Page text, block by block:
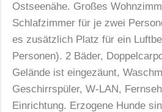
Ostseenähe. Großes
Schlafzimmer für je zwei
es zusätzlich Platz für ein
Personen). 2 Bäder,
Gelände ist eingezäunt,
Geschirrspüler, W-LAN,
Einrichtung. Erzogene Hunde